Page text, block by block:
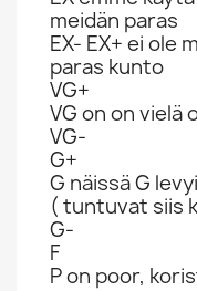
meidän paras
EX- EX+ ei ole
paras kunto
VG+
VG on on vielä
VG-
G+
G näissä G
( tuntuvat siis
G-
F
P on poor,